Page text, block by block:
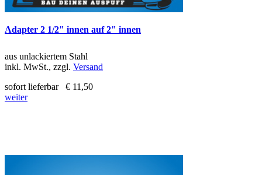
Adapter 2 1/2" innen auf 2" innen
aus unlackiertem Stahl
inkl. MwSt., zzgl. Versand
sofort lieferbar
€ 11,50
weiter